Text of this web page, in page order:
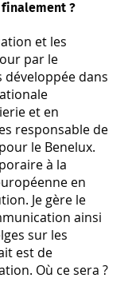
finalement ?
et les
par le
dans
et en
responsable de
le Benelux.
à la
en
Je gère le
ainsi
sur les
est de
Où ce sera ?